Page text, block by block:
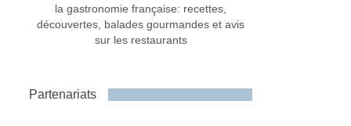
la gastronomie française: recettes,
découvertes, balades gourmandes et avis
sur les restaurants
Partenariats